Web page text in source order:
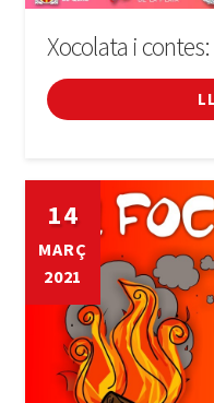
Xocolata i
14
MARÇ
2021